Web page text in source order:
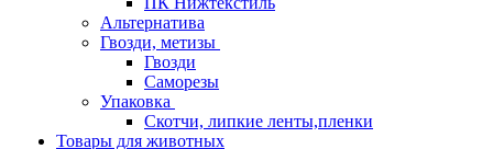
Альтернатива
Гвозди, метизы
Гвозди
Саморезы
Упаковка
Скотчи, липкие ленты,пленки
Товары для животных